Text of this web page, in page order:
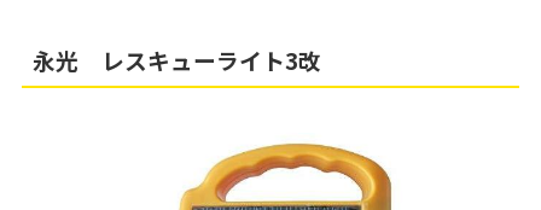
永光 レスキューライト3改